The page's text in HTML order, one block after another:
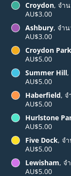
Croydon, จำ
AU$3.00
Ashbury, จำ
AU$3.00
Croydon Park
AU$5.00
Summer Hill
AU$5.00
Haberfield, จ
AU$5.00
Hurlstone
AU$5.00
Five Dock, จ
AU$5.00
Lewisham, จ
AU$5.00